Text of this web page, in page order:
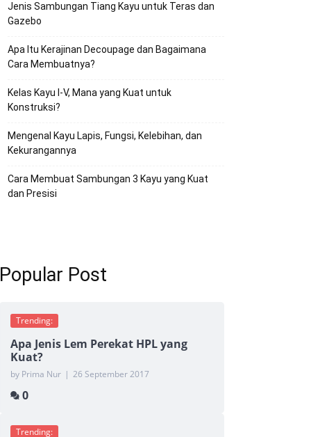
Jenis Sambungan Tiang Kayu untuk Teras dan
Gazebo
Apa Itu Kerajinan Decoupage dan Bagaimana
Cara Membuatnya?
Kelas Kayu I-V, Mana yang Kuat untuk
Konstruksi?
Mengenal Kayu Lapis, Fungsi, Kelebihan, dan
Kekurangannya
Cara Membuat Sambungan 3 Kayu yang Kuat
dan Presisi
Popular Post
Trending:
Apa Jenis Lem Perekat HPL yang
Kuat?
by Prima Nur | 26 September 2017
0
Trending: